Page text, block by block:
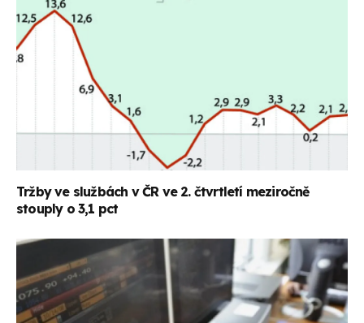
Tržby ve službách v ČR ve 2. čtvrtletí meziročně
stouply o 3,1 pct